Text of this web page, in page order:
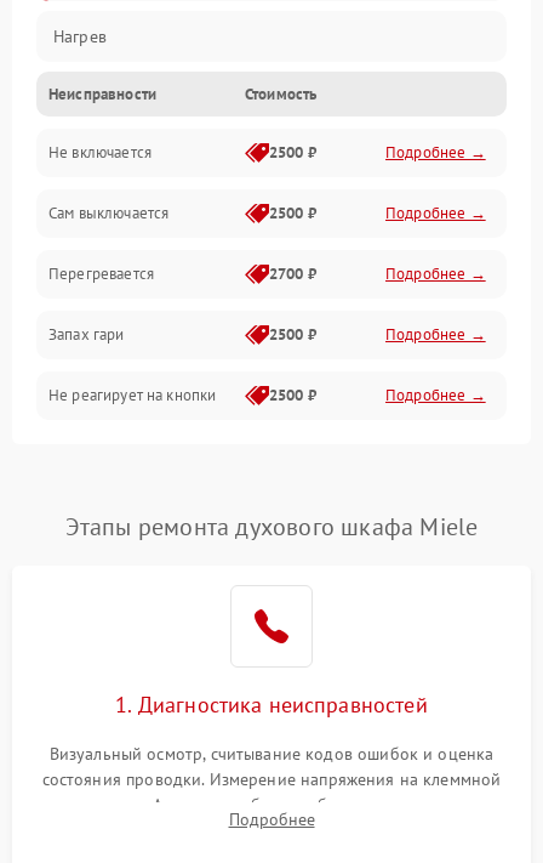
Нагрев
Неисправности Стоимость
Не включается 2500 ₽ Подробнее →
Сам выключается 2500 ₽ Подробнее →
Перегревается 2700 ₽ Подробнее →
Запах гари 2500 ₽ Подробнее →
Не реагирует на кнопки 2500 ₽ Подробнее →
Этапы ремонта духового шкафа Miele
1. Диагностика неисправностей
Визуальный осмотр, считывание кодов ошибок и оценка
состояния проводки. Измерение напряжения на клеммной
колодке. Анализ жалоб на проблемы с нагревом,
конвекцией, панелью управления или блокировкой дверцы.
Подробнее